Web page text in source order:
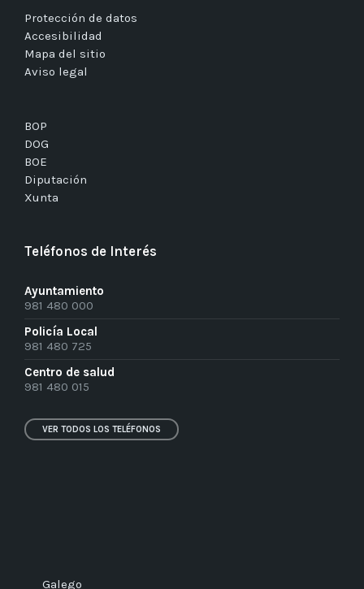
Protección de datos
Accesibilidad
Mapa del sitio
Aviso legal
BOP
DOG
BOE
Diputación
Xunta
Teléfonos de Interés
Ayuntamiento
981 480 000
Policía Local
981 480 725
Centro de salud
981 480 015
VER TODOS LOS TELÉFONOS
Galego